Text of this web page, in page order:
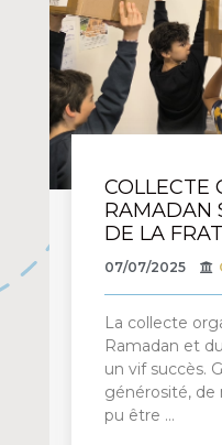
COLLECTE
RAMADAN
DE LA
07/07/2025
La collecte
Ramadan et
un vif succès.
générosité, de
pu être …